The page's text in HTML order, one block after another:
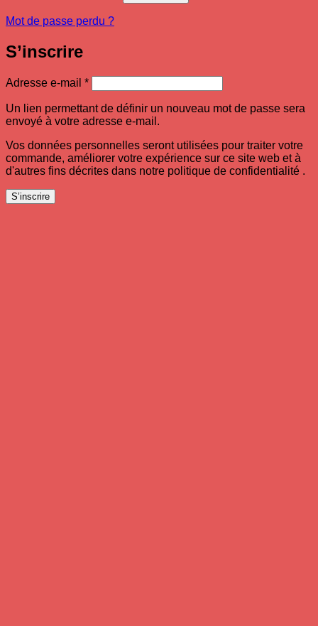
Mot de passe perdu ?
S’inscrire
Adresse e-mail *Obligatoire
Un lien permettant de définir un nouveau mot de passe sera
envoyé à votre adresse e-mail.
Vos données personnelles seront utilisées pour traiter votre
commande, améliorer votre expérience sur ce site web et à
d'autres fins décrites dans notre politique de confidentialité .
S’inscrire